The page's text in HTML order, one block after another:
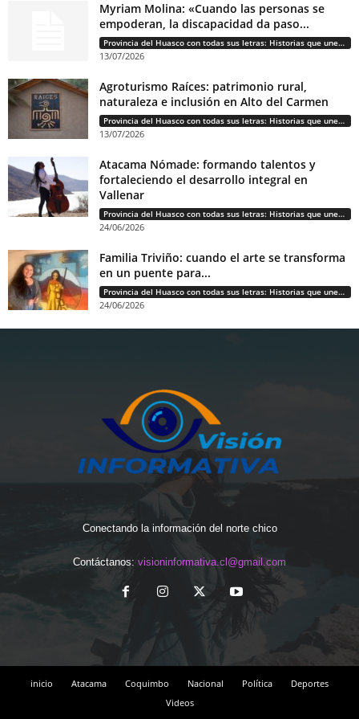
Myriam Molina: «Cuando las personas se
empoderan, la discapacidad da paso...
Provincia del Huasco con todas sus letras: Historias que unen cultura, diversidad e identidad
13/07/2026
Agroturismo Raíces: patrimonio rural,
naturaleza e inclusión en Alto del Carmen
Provincia del Huasco con todas sus letras: Historias que unen cultura, diversidad e identidad
13/07/2026
Atacama Nómade: formando talentos y
fortaleciendo el desarrollo integral en
Vallenar
Provincia del Huasco con todas sus letras: Historias que unen cultura, diversidad e identidad
24/06/2026
Familia Triviño: cuando el arte se transforma
en un puente para...
Provincia del Huasco con todas sus letras: Historias que unen cultura, diversidad e identidad
24/06/2026
Conectando la información del norte chico
Contáctanos: visioninformativa.cl@gmail.com
inicio Atacama Coquimbo Nacional Política
Deportes
Videos